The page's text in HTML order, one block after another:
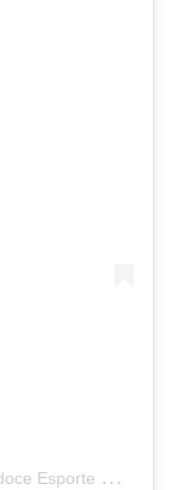
U
ma publicação compartilhada por Valeriodoce Esporte Clube (@valeriodoceoficial)